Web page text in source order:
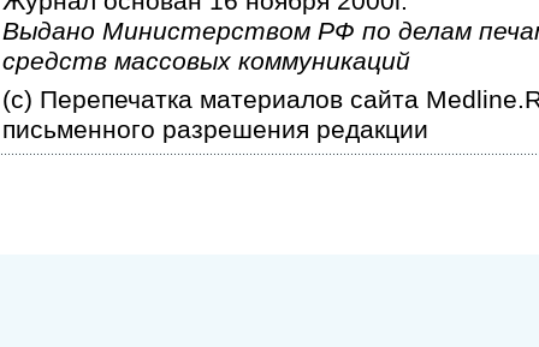
Выдано Министерством РФ по делам
средств массовых коммуникаций
(c) Перепечатка материалов сайта
письменного разрешения редакции